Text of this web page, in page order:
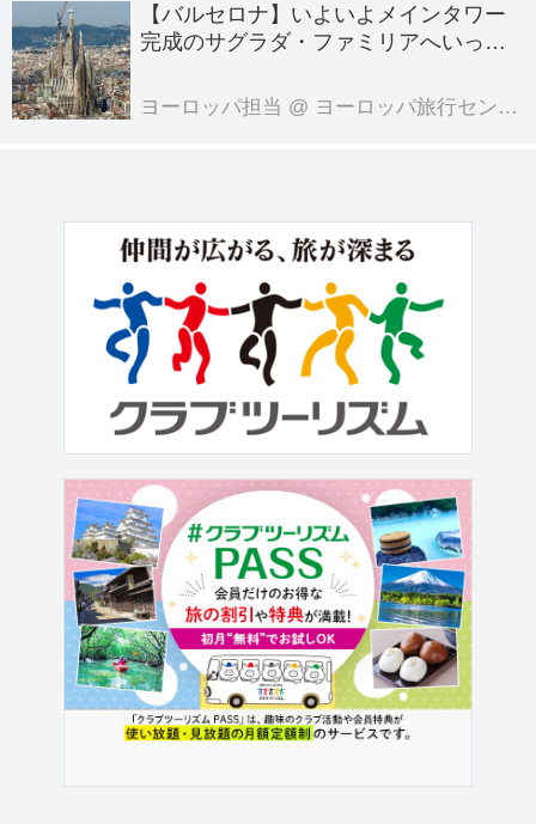
【バルセロナ】いよいよメインタワー
完成のサグラダ・ファミリアへいって
ヨーロッパ担当 @ ヨーロッパ旅行センター